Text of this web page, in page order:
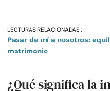
LECTURAS RELACIONADAS :
Pasar de mí a nosotros:
matrimonio
¿Qué significa la